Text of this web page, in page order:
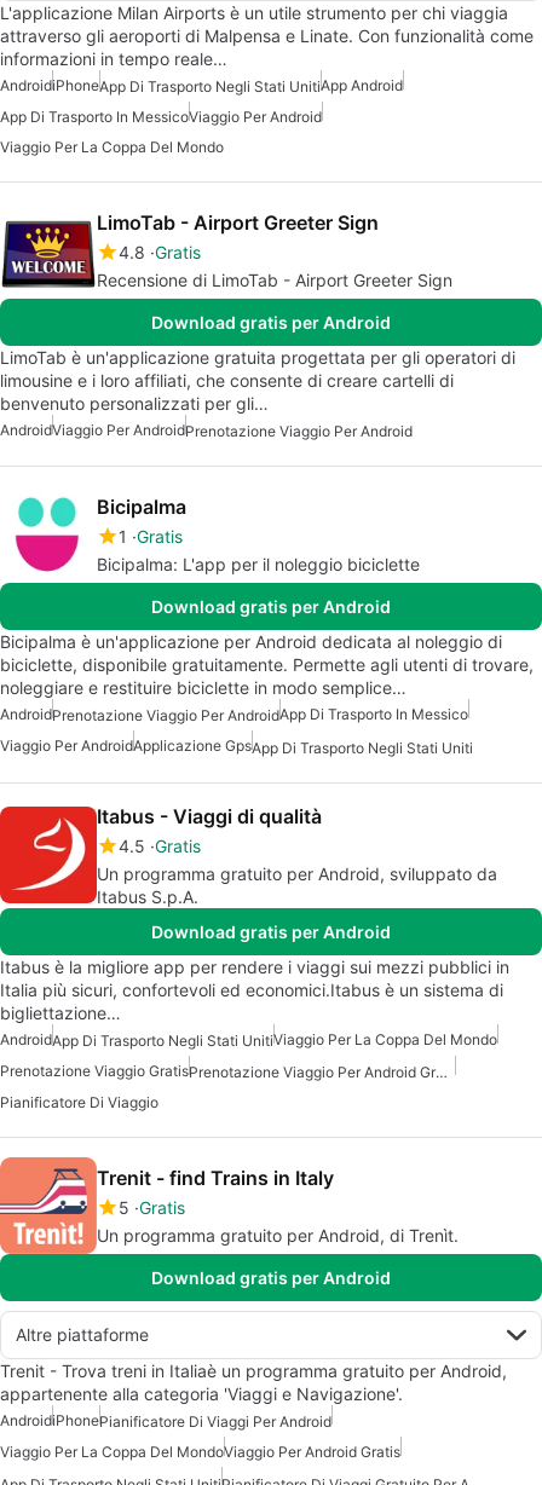
L'applicazione Milan Airports è un utile strumento per chi viaggia
attraverso gli aeroporti di Malpensa e Linate. Con funzionalità come
informazioni in tempo reale…
AndroidiPhoneApp Di Trasporto Negli Stati UnitiApp Android
App Di Trasporto In MessicoViaggio Per Android
Viaggio Per La Coppa Del Mondo
LimoTab - Airport Greeter Sign
4.8 Gratis
Recensione di LimoTab - Airport Greeter Sign
Download gratis per Android
LimoTab è un'applicazione gratuita progettata per gli operatori di
limousine e i loro affiliati, che consente di creare cartelli di
benvenuto personalizzati per gli…
AndroidViaggio Per AndroidPrenotazione Viaggio Per Android
Bicipalma
1 Gratis
Bicipalma: L'app per il noleggio biciclette
Download gratis per Android
Bicipalma è un'applicazione per Android dedicata al noleggio di
biciclette, disponibile gratuitamente. Permette agli utenti di trovare,
noleggiare e restituire biciclette in modo semplice…
AndroidPrenotazione Viaggio Per AndroidApp Di Trasporto In Messico
Viaggio Per AndroidApplicazione GpsApp Di Trasporto Negli Stati Uniti
Itabus - Viaggi di qualità
4.5 Gratis
Un programma gratuito per Android, sviluppato da
Itabus S.p.A.
Download gratis per Android
Itabus è la migliore app per rendere i viaggi sui mezzi pubblici in
Italia più sicuri, confortevoli ed economici.Itabus è un sistema di
bigliettazione…
AndroidApp Di Trasporto Negli Stati UnitiViaggio Per La Coppa Del Mondo
Prenotazione Viaggio Gratis
Prenotazione Viaggio Per Android Gratis
Pianificatore Di Viaggio
Trenit - find Trains in Italy
5 Gratis
Un programma gratuito per Android, di Trenìt.
Download gratis per Android
Altre piattaforme
Trenit - Trova treni in Italiaè un programma gratuito per Android,
appartenente alla categoria 'Viaggi e Navigazione'.
AndroidiPhonePianificatore Di Viaggi Per Android
Viaggio Per La Coppa Del MondoViaggio Per Android Gratis